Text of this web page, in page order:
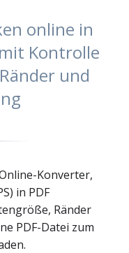
online in
Kontrolle
und
Konverter,
in PDF
Ränder
PDF-Datei zum